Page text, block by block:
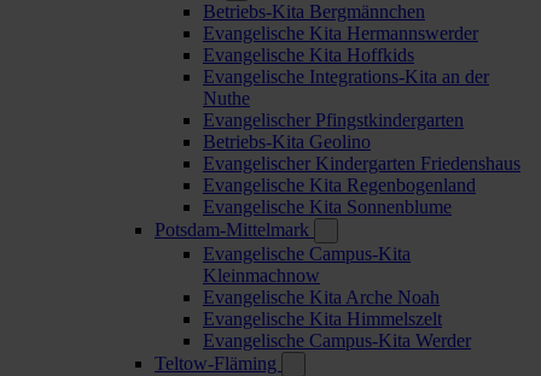
Betriebs-Kita Bergmännchen
Evangelische Kita Hermannswerder
Evangelische Kita Hoffkids
Evangelische Integrations-Kita an der
Nuthe
Evangelischer Pfingstkindergarten
Betriebs-Kita Geolino
Evangelischer Kindergarten Friedenshaus
Evangelische Kita Regenbogenland
Evangelische Kita Sonnenblume
Potsdam-Mittelmark
Evangelische Campus-Kita
Kleinmachnow
Evangelische Kita Arche Noah
Evangelische Kita Himmelszelt
Evangelische Campus-Kita Werder
Teltow-Fläming